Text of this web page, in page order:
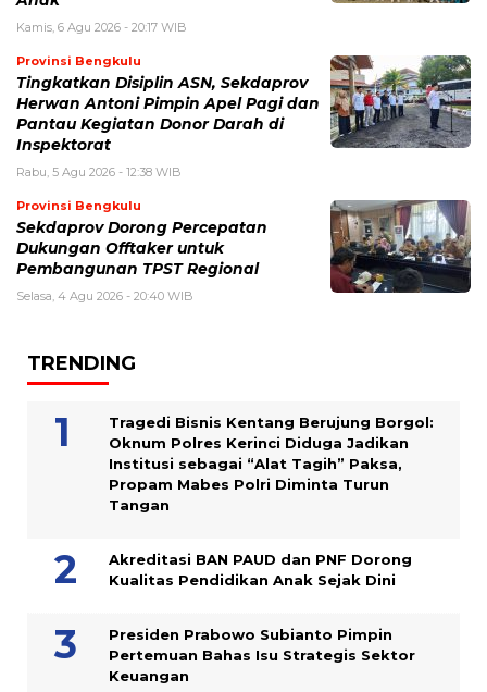
Kamis, 6 Agu 2026 - 20:17 WIB
Provinsi Bengkulu
Tingkatkan Disiplin ASN, Sekdaprov
Herwan Antoni Pimpin Apel Pagi dan
Pantau Kegiatan Donor Darah di
Inspektorat
Rabu, 5 Agu 2026 - 12:38 WIB
Provinsi Bengkulu
Sekdaprov Dorong Percepatan
Dukungan Offtaker untuk
Pembangunan TPST Regional
Selasa, 4 Agu 2026 - 20:40 WIB
TRENDING
Tragedi Bisnis Kentang Berujung Borgol:
Oknum Polres Kerinci Diduga Jadikan
Institusi sebagai “Alat Tagih” Paksa,
Propam Mabes Polri Diminta Turun
Tangan
Akreditasi BAN PAUD dan PNF Dorong
Kualitas Pendidikan Anak Sejak Dini
Presiden Prabowo Subianto Pimpin
Pertemuan Bahas Isu Strategis Sektor
Keuangan